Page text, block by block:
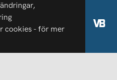
cookies - för mer